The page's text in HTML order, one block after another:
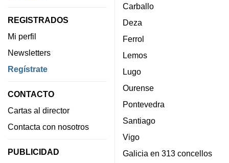
REGISTRADOS
Mi perfil
Newsletters
Regístrate
CONTACTO
Cartas al director
Contacta con nosotros
PUBLICIDAD
Carballo
Deza
Ferrol
Lemos
Lugo
Ourense
Pontevedra
Santiago
Vigo
Galicia en 313 concellos